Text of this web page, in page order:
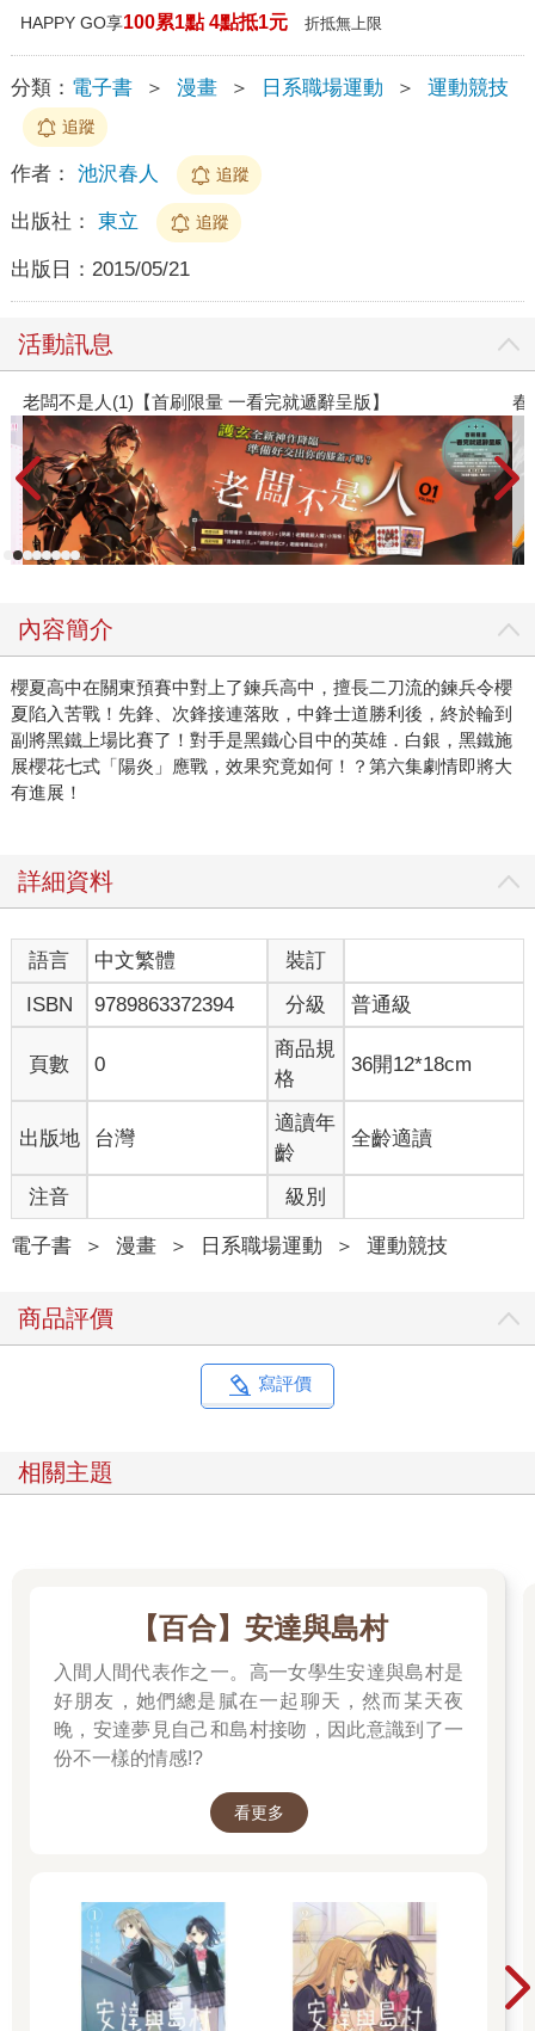
HAPPY GO享100累1點 4點抵1元 折抵無上限
分類： 電子書 ＞ 漫畫 ＞ 日系職場運動 ＞ 運動競技
追蹤
作者： 池沢春人 追蹤
出版社： 東立 追蹤
出版日： 2015/05/21
活動訊息
春光ｘ奇幻基地｜全書系展
內容簡介
櫻夏高中在關東預賽中對上了鍊兵高中，擅長二刀流的鍊兵令櫻
夏陷入苦戰！先鋒、次鋒接連落敗，中鋒士道勝利後，終於輪到
副將黑鐵上場比賽了！對手是黑鐵心目中的英雄．白銀，黑鐵施
展櫻花七式「陽炎」應戰，效果究竟如何！？第六集劇情即將大
有進展！
詳細資料
語言 中文繁體
裝訂
ISBN
9789863372394 分級 普通級
頁數 0
商品規
格
36開12*18cm
出版地 台灣
適讀年
齡
全齡適讀
注音 級別
電子書 ＞ 漫畫 ＞ 日系職場運動 ＞ 運動競技
商品評價
寫評價
相關主題
【百合】安達與島村
入間人間代表作之一。高一女學生安達與島村是
好朋友，她們總是膩在一起聊天，然而某天夜
晚，安達夢見自己和島村接吻，因此意識到了一
份不一樣的情感!?
看更多